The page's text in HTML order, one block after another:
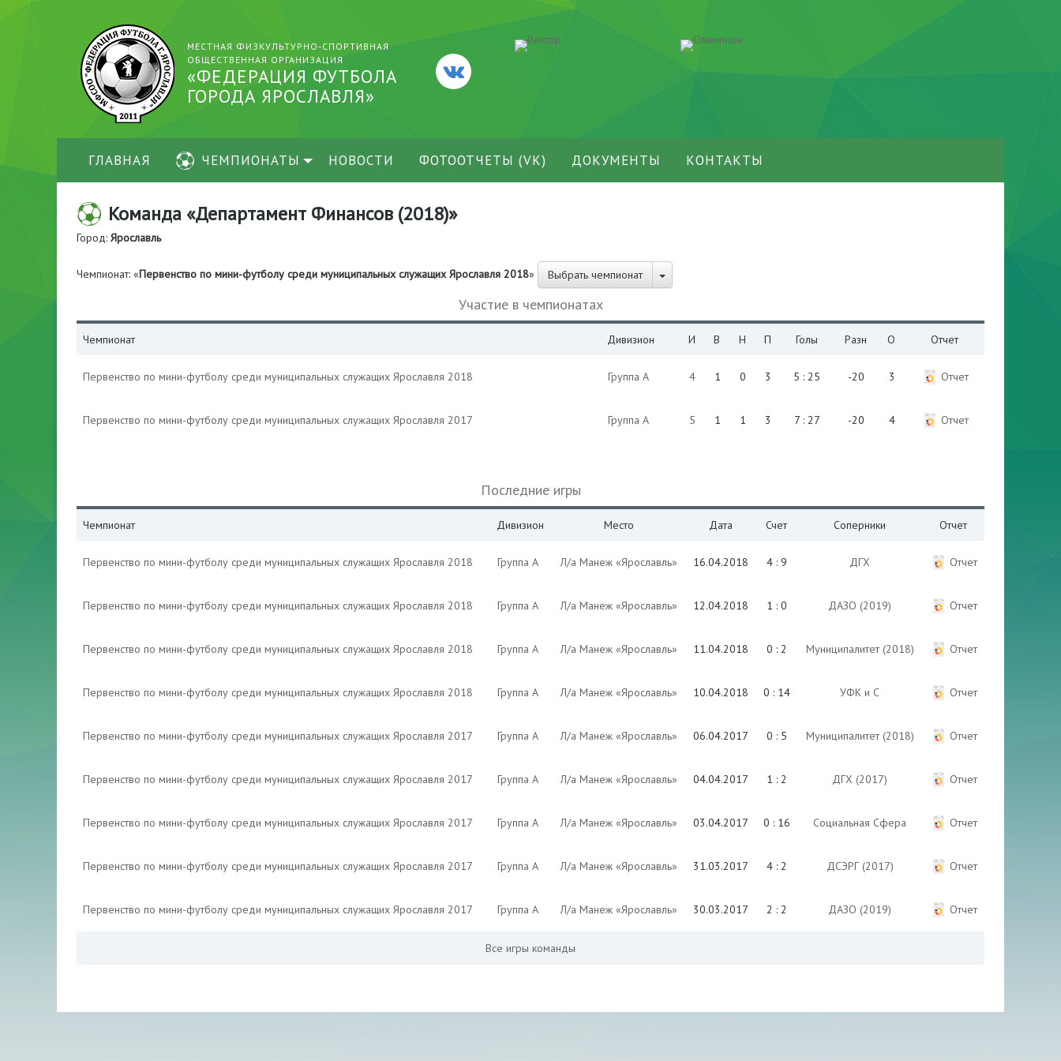
МЕСТНАЯ ФИЗКУЛЬТУРНО-СПОРТИВНАЯ
ОБЩЕСТВЕННАЯ ОРГАНИЗАЦИЯ
«ФЕДЕРАЦИЯ ФУТБОЛА
ГОРОДА ЯРОСЛАВЛЯ»
ГЛАВНАЯ ЧЕМПИОНАТЫ НОВОСТИ ФОТООТЧЕТЫ (VK) ДОКУМЕНТЫ КОНТАКТЫ
Команда «Департамент Финансов (2018)»
Город: Ярославль
Чемпионат: «Первенство по мини-футболу среди муниципальных служащих Ярославля 2018» Выбрать чемпионат
Участие в чемпионатах
Чемпионат Дивизион И В Н П Голы Разн О Отчет
Первенство по мини-футболу среди муниципальных служащих Ярославля 2018 Группа А 4 1 0 3 5 : 25 -20 3 Отчет
Первенство по мини-футболу среди муниципальных служащих Ярославля 2017 Группа А 5 1 1 3 7 : 27 -20 4 Отчет
Последние игры
Чемпионат Дивизион Место Дата Счет Соперники Отчет
Первенство по мини-футболу среди муниципальных служащих Ярославля 2018 Группа А Л/а Манеж «Ярославль» 16.04.2018 4 : 9 ДГХ Отчет
Первенство по мини-футболу среди муниципальных служащих Ярославля 2018 Группа А Л/а Манеж «Ярославль» 12.04.2018 1 : 0 ДАЗО (2019) Отчет
Первенство по мини-футболу среди муниципальных служащих Ярославля 2018 Группа А Л/а Манеж «Ярославль» 11.04.2018 0 : 2 Муниципалитет (2018) Отчет
Первенство по мини-футболу среди муниципальных служащих Ярославля 2018 Группа А Л/а Манеж «Ярославль» 10.04.2018 0 : 14 УФК и С Отчет
Первенство по мини-футболу среди муниципальных служащих Ярославля 2017 Группа А Л/а Манеж «Ярославль» 06.04.2017 0 : 5 Муниципалитет (2018) Отчет
Первенство по мини-футболу среди муниципальных служащих Ярославля 2017 Группа А Л/а Манеж «Ярославль» 04.04.2017 1 : 2 ДГХ (2017) Отчет
Первенство по мини-футболу среди муниципальных служащих Ярославля 2017 Группа А Л/а Манеж «Ярославль» 03.04.2017 0 : 16 Социальная Сфера Отчет
Первенство по мини-футболу среди муниципальных служащих Ярославля 2017 Группа А Л/а Манеж «Ярославль» 31.03.2017 4 : 2 ДСЭРГ (2017) Отчет
Первенство по мини-футболу среди муниципальных служащих Ярославля 2017 Группа А Л/а Манеж «Ярославль» 30.03.2017 2 : 2 ДАЗО (2019) Отчет
Все игры команды